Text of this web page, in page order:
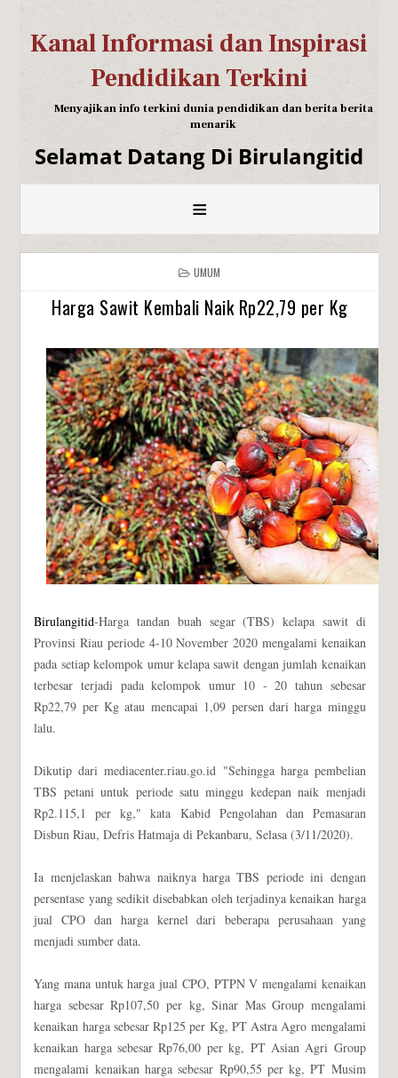
Kanal Informasi dan Inspirasi
Pendidikan Terkini
Menyajikan info terkini dunia pendidikan dan berita berita
menarik
Selamat Datang Di Birulangitid
≡
UMUM
Harga Sawit Kembali Naik Rp22,79 per Kg
Birulangitid-Harga tandan buah segar (TBS) kelapa sawit di
Provinsi Riau periode 4-10 November 2020 mengalami kenaikan
pada setiap kelompok umur kelapa sawit dengan jumlah kenaikan
terbesar terjadi pada kelompok umur 10 - 20 tahun sebesar
Rp22,79 per Kg atau mencapai 1,09 persen dari harga minggu
lalu.
Dikutip dari mediacenter.riau.go.id "Sehingga harga pembelian
TBS petani untuk periode satu minggu kedepan naik menjadi
Rp2.115,1 per kg," kata Kabid Pengolahan dan Pemasaran
Disbun Riau, Defris Hatmaja di Pekanbaru, Selasa (3/11/2020).
Ia menjelaskan bahwa naiknya harga TBS periode ini dengan
persentase yang sedikit disebabkan oleh terjadinya kenaikan harga
jual CPO dan harga kernel dari beberapa perusahaan yang
menjadi sumber data.
Yang mana untuk harga jual CPO, PTPN V mengalami kenaikan
harga sebesar Rp107,50 per kg, Sinar Mas Group mengalami
kenaikan harga sebesar Rp125 per Kg, PT Astra Agro mengalami
kenaikan harga sebesar Rp76,00 per kg, PT Asian Agri Group
mengalami kenaikan harga sebesar Rp90,55 per kg, PT Musim